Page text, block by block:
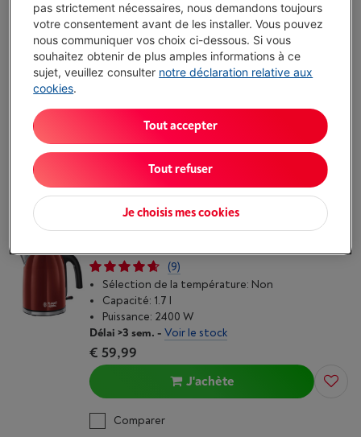
RUSSELL HOBBS INSPIRE 24360-70
(2)
Sélection de la température: Non
Capacité: 1.7 l
Disponible
J'achète
RUSSELL HOBBS COLOURS PLUS 20412-70
(9)
Sélection de la température: Non
Capacité: 1.7 l
Puissance: 2400 W
Délai >3 sem. - Voir le stock
€ 59,99
J'achète
Comparer
pas strictement nécessaires, nous demandons toujours
votre consentement avant de les installer. Vous pouvez
nous communiquer vos choix ci-dessous. Si vous
souhaitez obtenir de plus amples informations à ce
sujet, veuillez consulter notre déclaration relative aux
cookies.
Je choisis mes cookies
Tout refuser
Tout accepter